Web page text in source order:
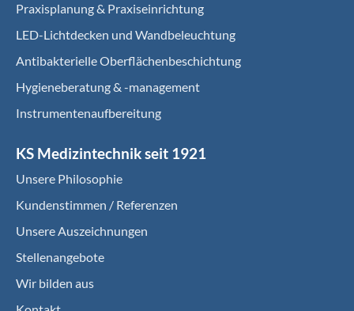
Praxisplanung & Praxiseinrichtung
LED-Lichtdecken und Wandbeleuchtung
Antibakterielle Oberflächenbeschichtung
Hygieneberatung & -management
Instrumentenaufbereitung
KS Medizintechnik seit 1921
Unsere Philosophie
Kundenstimmen / Referenzen
Unsere Auszeichnungen
Stellenangebote
Wir bilden aus